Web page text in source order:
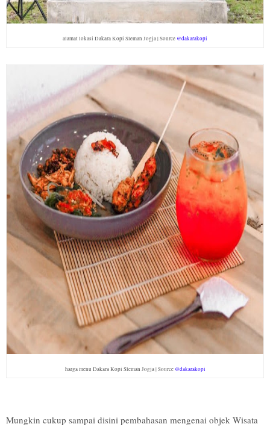
alamat lokasi Dakara Kopi Sleman Jogja | Source @dakarakopi
harga menu Dakara Kopi Sleman Jogja | Source @dakarakopi
Mungkin cukup sampai disini pembahasan mengenai objek Wisata